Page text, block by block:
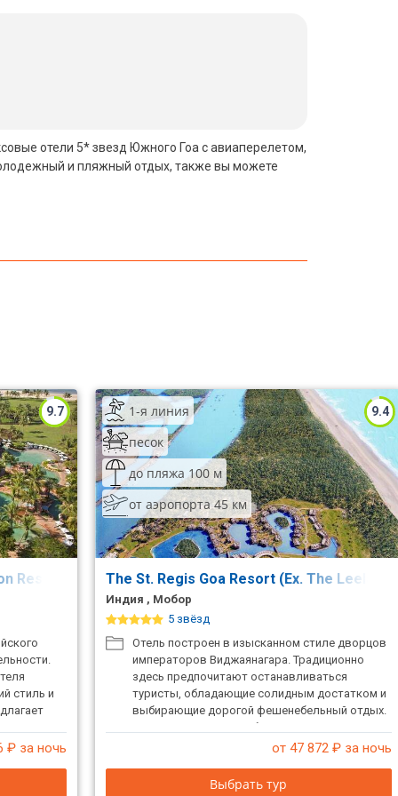
отели 5* звезд Южного Гоа с авиаперелетом,
и пляжный отдых, также вы можете
9.7
Resort & Spa (Ex. Park Hyat Goa)
стиль и
из
центр
₽ за ночь
9.4
1-я линия
песок
до пляжа 100 м
от аэропорта 45 км
The St. Regis Goa Resort (Ex. The Leela
Индия , Мобор
5 звёзд
Отель построен в изысканном стиле дворцов
императоров Виджаянагара. Традиционно
здесь предпочитают останавливаться
туристы, обладающие солидным достатком и
выбирающие дорогой фешенебельный отдых.
Архитектурные ансамбли многочисленных
павильонов, мосты, пышная зелень тенистых
журчание водопадов создают неповторимую
от 47 872₽ за ночь
Выбрать тур